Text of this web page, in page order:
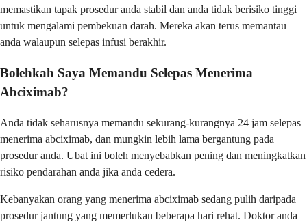
memastikan tapak prosedur anda stabil dan anda tidak berisiko tinggi
untuk mengalami pembekuan darah. Mereka akan terus memantau
anda walaupun selepas infusi berakhir.
Bolehkah Saya Memandu Selepas Menerima
Abciximab?
Anda tidak seharusnya memandu sekurang-kurangnya 24 jam selepas
menerima abciximab, dan mungkin lebih lama bergantung pada
prosedur anda. Ubat ini boleh menyebabkan pening dan meningkatkan
risiko pendarahan anda jika anda cedera.
Kebanyakan orang yang menerima abciximab sedang pulih daripada
prosedur jantung yang memerlukan beberapa hari rehat. Doktor anda